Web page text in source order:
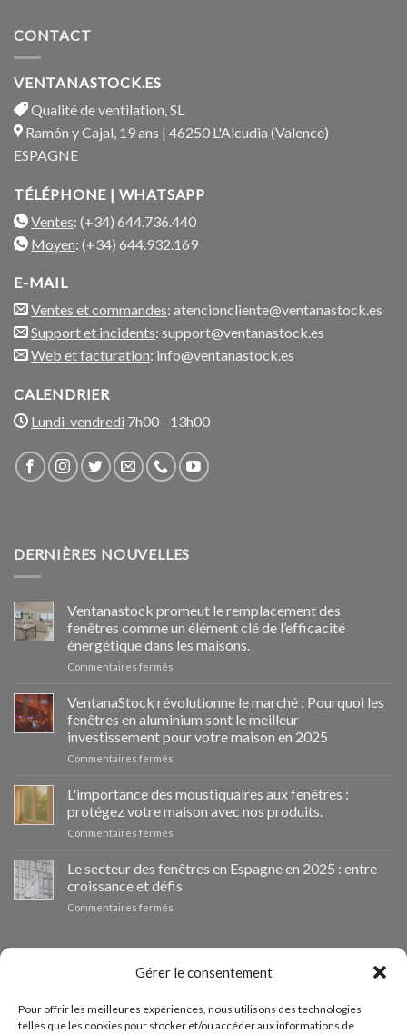
Gérer le consentement
Pour offrir les meilleures expériences, nous utilisons des technologies
telles que les cookies pour stocker et/ou accéder aux informations de
CONTACT
VENTANASTOCK.ES
Qualité de ventilation, SL
Ramón y Cajal, 19 ans | 46250 L'Alcudia (Valence)
ESPAGNE
TÉLÉPHONE | WHATSAPP
Ventes: (+34) 644.736.440
Moyen: (+34) 644.932.169
E-MAIL
Ventes et commandes: atencioncliente@ventanastock.es
Support et incidents: support@ventanastock.es
Web et facturation: info@ventanastock.es
CALENDRIER
Lundi-vendredi 7h00 - 13h00
DERNIÈRES NOUVELLES
Ventanastock promeut le remplacement des
fenêtres comme un élément clé de l’efficacité
énergétique dans les maisons.
Commentaires fermés
impulsa
el
cambio
de
para
la
en
los
VentanaStock révolutionne le marché : Pourquoi les
fenêtres en aluminium sont le meilleur
investissement pour votre maison en 2025
Commentaires fermés
VentanaStock
revoluciona
el
qué
las
mejor
para
L'importance des moustiquaires aux fenêtres :
protégez votre maison avec nos produits.
Commentaires fermés
importancia
de
las
protege
con
Le secteur des fenêtres en Espagne en 2025 : entre
croissance et défis
Commentaires fermés
las
España
en
Si vous avez besoin de fenêtres d'autres dimensions, vous
pouvez demander un devis personnalisé à partir de notre